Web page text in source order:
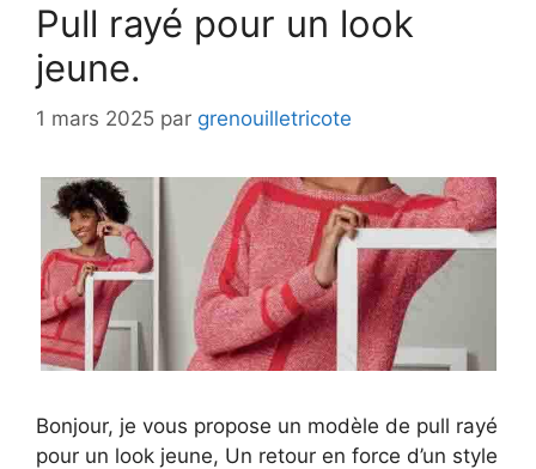
Pull rayé pour un look
jeune.
1 mars 2025 par grenouilletricote
Bonjour, je vous propose un modèle de pull rayé
pour un look jeune, Un retour en force d’un style